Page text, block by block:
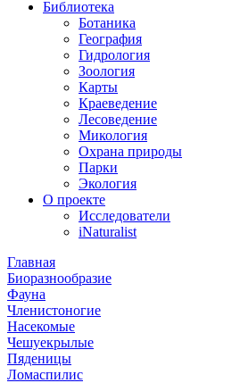
Библиотека
Ботаника
География
Гидрология
Зоология
Карты
Краеведение
Лесоведение
Микология
Охрана природы
Парки
Экология
О проекте
Исследователи
iNaturalist
Главная
Биоразнообразие
Фауна
Членистоногие
Насекомые
Чешуекрылые
Пяденицы
Ломаспилис